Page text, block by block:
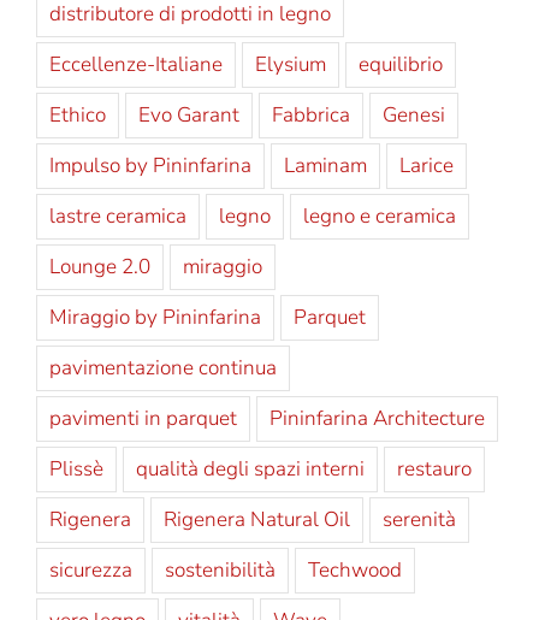
distributore di prodotti in legno
Eccellenze-Italiane
Elysium
equilibrio
Ethico
Evo Garant Fabbrica
Genesi
Impulso by Pininfarina
Laminam
Larice
lastre ceramica
legno
legno e ceramica
Lounge 2.0
miraggio
Miraggio by Pininfarina
Parquet
pavimentazione continua
pavimenti in parquet
Pininfarina Architecture
Plissè
qualità degli spazi interni
restauro
Rigenera
Rigenera Natural Oil
serenità
sicurezza
sostenibilità
Techwood